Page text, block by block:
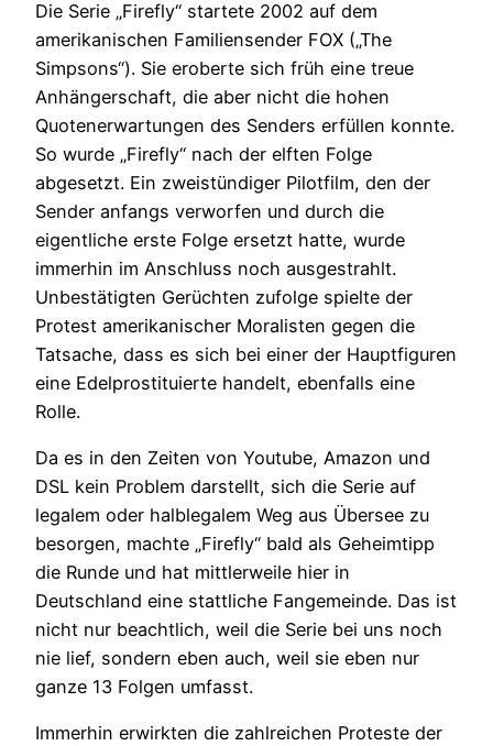
Die Serie „Firefly“ startete 2002 auf dem
amerikanischen Familiensender FOX („The
Simpsons“). Sie eroberte sich früh eine treue
Anhängerschaft, die aber nicht die hohen
Quotenerwartungen des Senders erfüllen konnte.
So wurde „Firefly“ nach der elften Folge
abgesetzt. Ein zweistündiger Pilotfilm, den der
Sender anfangs verworfen und durch die
eigentliche erste Folge ersetzt hatte, wurde
immerhin im Anschluss noch ausgestrahlt.
Unbestätigten Gerüchten zufolge spielte der
Protest amerikanischer Moralisten gegen die
Tatsache, dass es sich bei einer der Hauptfiguren
eine Edelprostituierte handelt, ebenfalls eine
Rolle.
Da es in den Zeiten von Youtube, Amazon und
DSL kein Problem darstellt, sich die Serie auf
legalem oder halblegalem Weg aus Übersee zu
besorgen, machte „Firefly“ bald als Geheimtipp
die Runde und hat mittlerweile hier in
Deutschland eine stattliche Fangemeinde. Das ist
nicht nur beachtlich, weil die Serie bei uns noch
nie lief, sondern eben auch, weil sie eben nur
ganze 13 Folgen umfasst.
Immerhin erwirkten die zahlreichen Proteste der